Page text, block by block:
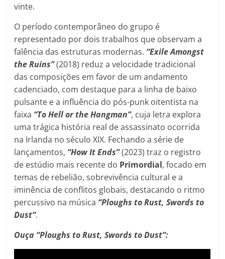
vinte.
O período contemporâneo do grupo é
representado por dois trabalhos que observam a
falência das estruturas modernas. “Exile Amongst
the Ruins”(2018) reduz a velocidade tradicional
das composições em favor de um andamento
cadenciado, com destaque para a linha de baixo
pulsante e a influência do pós-punk oitentista na
faixa “To Hell or the Hangman”, cuja letra explora
uma trágica história real de assassinato ocorrida
na Irlanda no século XIX. Fechando a série de
lançamentos, “How It Ends”(2023) traz o registro
de estúdio mais recente do Primordial, focado em
temas de rebelião, sobrevivência cultural e a
iminência de conflitos globais, destacando o ritmo
percussivo na música “Ploughs to Rust, Swords to
Dust”.
Ouça “Ploughs to Rust, Swords to Dust”: